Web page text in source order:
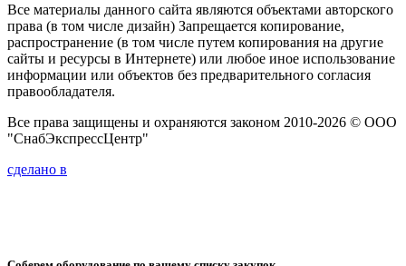
Все материалы данного сайта являются объектами авторского
права (в том числе дизайн) Запрещается копирование,
распространение (в том числе путем копирования на другие
сайты и ресурсы в Интернете) или любое иное использование
информации или объектов без предварительного согласия
правообладателя.
Все права защищены и охраняются законом 2010-2026 © ООО
"СнабЭкспрессЦентр"
сделано в